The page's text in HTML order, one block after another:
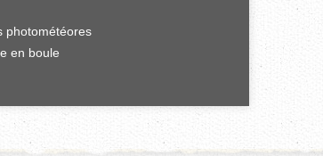
photométéores
en boule